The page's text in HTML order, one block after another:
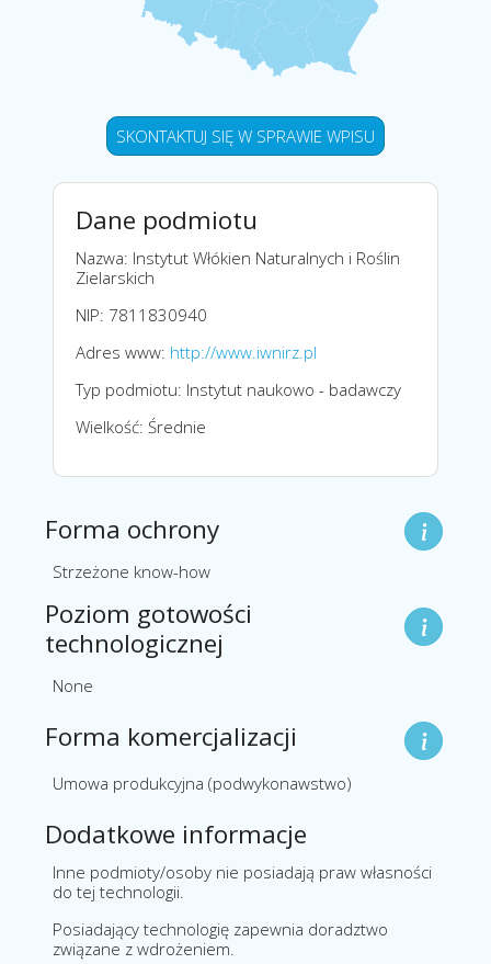
SKONTAKTUJ SIĘ W SPRAWIE WPISU
Dane podmiotu
Nazwa: Instytut Włókien Naturalnych i Roślin
Zielarskich
NIP: 7811830940
Adres www: http://www.iwnirz.pl
Typ podmiotu: Instytut naukowo - badawczy
Wielkość: Średnie
Forma ochrony
Strzeżone know-how
Poziom gotowości
technologicznej
None
Forma komercjalizacji
Umowa produkcyjna (podwykonawstwo)
Dodatkowe informacje
Inne podmioty/osoby nie posiadają praw własności
do tej technologii.
Posiadający technologię zapewnia doradztwo
związane z wdrożeniem.